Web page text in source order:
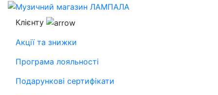
Клієнту
Акції та знижки
Програма лояльності
Подарункові сертифікати